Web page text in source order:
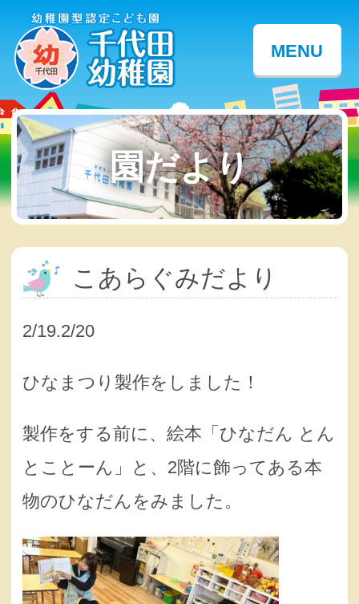
MENU
園だより
こあらぐみだより
2/19.2/20
ひなまつり製作をしました！
製作をする前に、絵本「ひなだん とん
とことーん」と、2階に飾ってある本
物のひなだんをみました。